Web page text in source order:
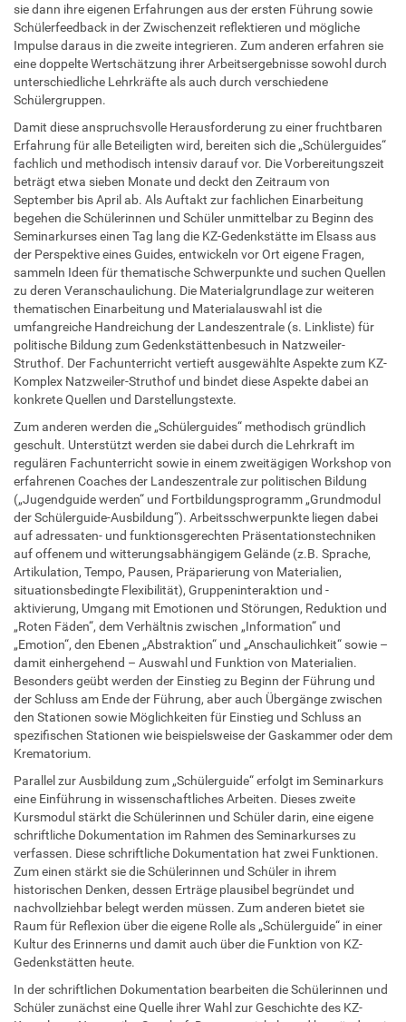
sie dann ihre eigenen Erfahrungen aus der ersten Führung sowie
Schülerfeedback in der Zwischenzeit reflektieren und mögliche
Impulse daraus in die zweite integrieren. Zum anderen erfahren sie
eine doppelte Wertschätzung ihrer Arbeitsergebnisse sowohl durch
unterschiedliche Lehrkräfte als auch durch verschiedene
Schülergruppen.
Damit diese anspruchsvolle Herausforderung zu einer fruchtbaren
Erfahrung für alle Beteiligten wird, bereiten sich die „Schülerguides“
fachlich und methodisch intensiv darauf vor. Die Vorbereitungszeit
beträgt etwa sieben Monate und deckt den Zeitraum von
September bis April ab. Als Auftakt zur fachlichen Einarbeitung
begehen die Schülerinnen und Schüler unmittelbar zu Beginn des
Seminarkurses einen Tag lang die KZ-Gedenkstätte im Elsass aus
der Perspektive eines Guides, entwickeln vor Ort eigene Fragen,
sammeln Ideen für thematische Schwerpunkte und suchen Quellen
zu deren Veranschaulichung. Die Materialgrundlage zur weiteren
thematischen Einarbeitung und Materialauswahl ist die
umfangreiche Handreichung der Landeszentrale (s. Linkliste) für
politische Bildung zum Gedenkstättenbesuch in Natzweiler-
Struthof. Der Fachunterricht vertieft ausgewählte Aspekte zum KZ-
Komplex Natzweiler-Struthof und bindet diese Aspekte dabei an
konkrete Quellen und Darstellungstexte.
Zum anderen werden die „Schülerguides“ methodisch gründlich
geschult. Unterstützt werden sie dabei durch die Lehrkraft im
regulären Fachunterricht sowie in einem zweitägigen Workshop von
erfahrenen Coaches der Landeszentrale zur politischen Bildung
(„Jugendguide werden“ und Fortbildungsprogramm „Grundmodul
der Schülerguide-Ausbildung“). Arbeitsschwerpunkte liegen dabei
auf adressaten- und funktionsgerechten Präsentationstechniken
auf offenem und witterungsabhängigem Gelände (z.B. Sprache,
Artikulation, Tempo, Pausen, Präparierung von Materialien,
situationsbedingte Flexibilität), Gruppeninteraktion und -
aktivierung, Umgang mit Emotionen und Störungen, Reduktion und
„Roten Fäden“, dem Verhältnis zwischen „Information“ und
„Emotion“, den Ebenen „Abstraktion“ und „Anschaulichkeit“ sowie –
damit einhergehend – Auswahl und Funktion von Materialien.
Besonders geübt werden der Einstieg zu Beginn der Führung und
der Schluss am Ende der Führung, aber auch Übergänge zwischen
den Stationen sowie Möglichkeiten für Einstieg und Schluss an
spezifischen Stationen wie beispielsweise der Gaskammer oder dem
Krematorium.
Parallel zur Ausbildung zum „Schülerguide“ erfolgt im Seminarkurs
eine Einführung in wissenschaftliches Arbeiten. Dieses zweite
Kursmodul stärkt die Schülerinnen und Schüler darin, eine eigene
schriftliche Dokumentation im Rahmen des Seminarkurses zu
verfassen. Diese schriftliche Dokumentation hat zwei Funktionen.
Zum einen stärkt sie die Schülerinnen und Schüler in ihrem
historischen Denken, dessen Erträge plausibel begründet und
nachvollziehbar belegt werden müssen. Zum anderen bietet sie
Raum für Reflexion über die eigene Rolle als „Schülerguide“ in einer
Kultur des Erinnerns und damit auch über die Funktion von KZ-
Gedenkstätten heute.
In der schriftlichen Dokumentation bearbeiten die Schülerinnen und
Schüler zunächst eine Quelle ihrer Wahl zur Geschichte des KZ-